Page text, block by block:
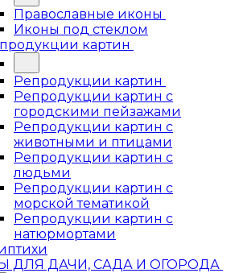
Православные иконы
Иконы под стеклом
картин
Репродукции картин
Репродукции картин с
городскими пейзажами
Репродукции картин с
животными и птицами
Репродукции картин с
людьми
Репродукции картин с
морской тематикой
Репродукции картин с
натюрмортами
ДЛЯ ДАЧИ, САДА И ОГОРОДА